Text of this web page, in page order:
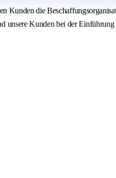
Kunden die
unsere Kunden bei der